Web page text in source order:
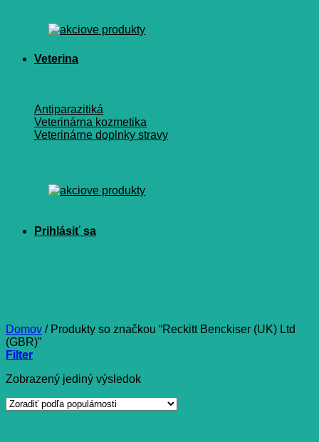
Veterina
Antiparazitiká
Veterinárna kozmetika
Veterinárne doplnky stravy
Domov /Produkty so značkou “Reckitt Benckiser (UK) Ltd
(GBR)”
Filter
Zobrazený jediný výsledok